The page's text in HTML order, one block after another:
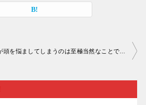
出会い系｜片思い中の方が頭を悩ましてしまうのは至極当然なことですが…。